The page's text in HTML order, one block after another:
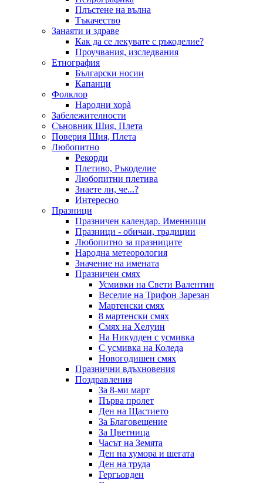
Плъстене на вълна
Тъкачество
Занаяти и здраве
Как да се лекувате с ръкоделие?
Проучвания, изследвания
Етнография
Български носии
Капанци
Фолклор
Народни хорà
Забележителности
Съновник Шия, Плета
Поверия Шия, Плета
Любопитно
Рекорди
Плетиво, Ръкоделие
Любопитни плетива
Знаете ли, че...?
Интересно
Празници
Празничен календар. Именници
Празници - обичаи, традиции
Любопитно за празниците
Народна метеорология
Значение на имената
Празничен смях
Усмивки на Свети Валентин
Веселие на Трифон Зарезан
Мартенски смях
8 мартенски смях
Смях на Хелуин
На Никулден с усмивка
С усмивка на Коледа
Новогодишен смях
Празнични вдъхновения
Поздравления
За 8-ми март
Първа пролет
Ден на Щастието
За Благовещение
За Цветница
Часът на Земята
Ден на хумора и шегата
Ден на труда
Гергьовден